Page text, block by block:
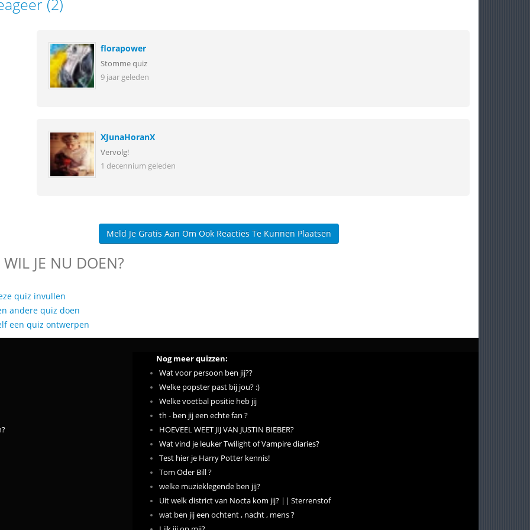
(2)
florapower
Stomme quiz
9 jaar geleden
XJunaHoranX
Vervolg!
1 decennium geleden
Meld Je Gratis Aan Om Ook Reacties Te Kunnen Plaatsen
JE NU DOEN?
quiz invullen
andere quiz doen
een quiz ontwerpen
Nog meer quizzen:
Wat voor persoon ben jij??
Welke popster past bij jou? :)
Welke voetbal positie heb jij
th - ben jij een echte fan ?
HOEVEEL WEET JIJ VAN JUSTIN BIEBER?
Wat vind je leuker Twilight of Vampire diaries?
Test hier je Harry Potter kennis!
Tom Oder Bill ?
welke muzieklegende ben jij?
Uit welk district van Nocta kom jij? || Sterrenstof
wat ben jij een ochtent , nacht , mens ?